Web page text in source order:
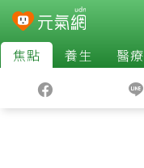
焦點 養生 醫療